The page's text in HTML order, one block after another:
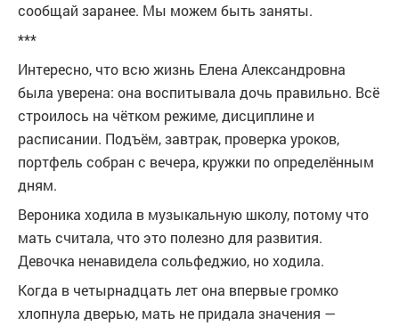
сообщай заранее. Мы можем быть заняты.
***
Интересно, что всю жизнь Елена Александровна
была уверена: она воспитывала дочь правильно. Всё
строилось на чётком режиме, дисциплине и
расписании. Подъём, завтрак, проверка уроков,
портфель собран с вечера, кружки по определённым
дням.
Вероника ходила в музыкальную школу, потому что
мать считала, что это полезно для развития.
Девочка ненавидела сольфеджио, но ходила.
Когда в четырнадцать лет она впервые громко
хлопнула дверью, мать не придала значения —